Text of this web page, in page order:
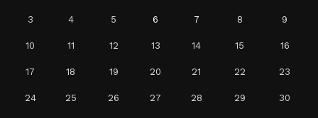
3 4 5 6 7 8 9
10 11 12 13 14 15 16
17 18 19 20 21 22 23
24 25 26 27 28 29 30